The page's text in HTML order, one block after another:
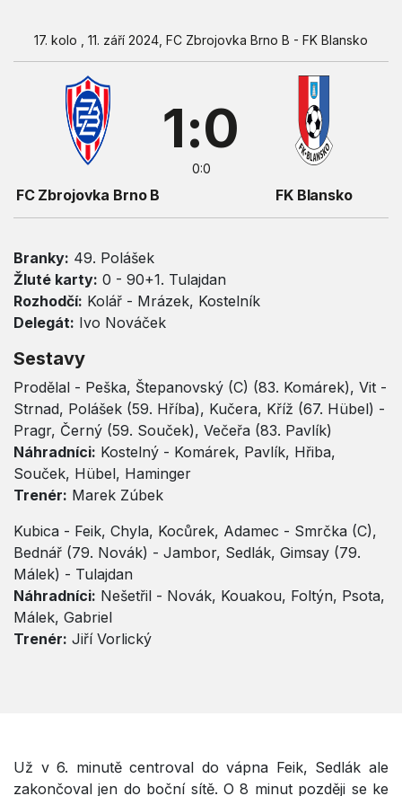
17. kolo , 11. září 2024, FC Zbrojovka Brno B - FK Blansko
FC Zbrojovka Brno B
1:0
0:0
FK Blansko
Branky: 49. Polášek
Žluté karty: 0 - 90+1. Tulajdan
Rozhodčí: Kolář - Mrázek, Kostelník
Delegát: Ivo Nováček
Sestavy
Prodělal - Peška, Štepanovský (C) (83. Komárek), Vit -
Strnad, Polášek (59. Hříba), Kučera, Kříž (67. Hübel) -
Pragr, Černý (59. Souček), Večeřa (83. Pavlík)
Náhradníci: Kostelný - Komárek, Pavlík, Hřiba,
Souček, Hübel, Haminger
Trenér: Marek Zúbek
Kubica - Feik, Chyla, Kocůrek, Adamec - Smrčka (C),
Bednář (79. Novák) - Jambor, Sedlák, Gimsay (79.
Málek) - Tulajdan
Náhradníci: Nešetřil - Novák, Kouakou, Foltýn, Psota,
Málek, Gabriel
Trenér: Jiří Vorlický
Už v 6. minutě centroval do vápna Feik, Sedlák ale
zakončoval jen do boční sítě. O 8 minut později se ke